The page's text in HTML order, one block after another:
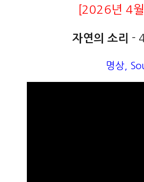
[2026년 4
자연의 소리 -
명상,